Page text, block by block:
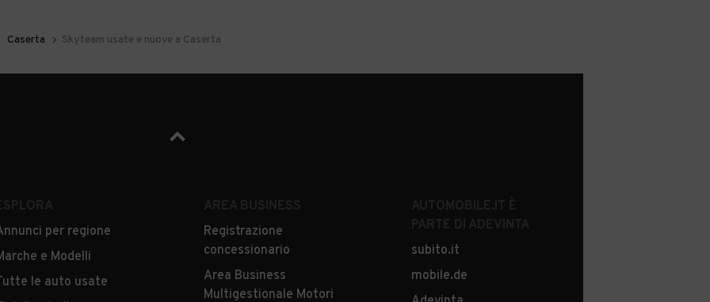
Caserta Skyteam usate e nuove a Caserta
per regione
e Modelli
le auto usate
Registrazione
concessionario
Area Business
Multigestionale Motori
subito.it
mobile.de